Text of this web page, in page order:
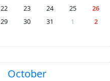
22 23 24 25
26
29 30 31 1 2
October